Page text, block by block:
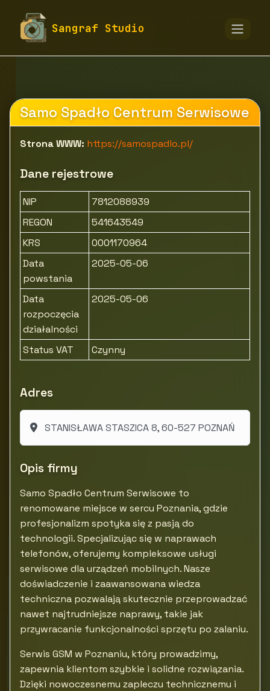
Sangraf Studio
fototapety-sangraf.pl
Oprogramowanie i usługi IT
Samo Spadło Centrum Serwisowe
Strona WWW: https://samospadlo.pl/
Dane rejestrowe
NIP
7812088939
REGON
541643549
KRS
0001170964
Data
powstania
2025-05-06
Data
rozpoczęcia
działalności
2025-05-06
Status VAT Czynny
Adres
STANISŁAWA STASZICA 8, 60-527 POZNAŃ
Opis firmy
Samo Spadło Centrum Serwisowe to
renomowane miejsce w sercu Poznania, gdzie
profesjonalizm spotyka się z pasją do
technologii. Specjalizując się w naprawach
telefonów, oferujemy kompleksowe usługi
serwisowe dla urządzeń mobilnych. Nasze
doświadczenie i zaawansowana wiedza
techniczna pozwalają skutecznie przeprowadzać
nawet najtrudniejsze naprawy, takie jak
przywracanie funkcjonalności sprzętu po zalaniu.
Serwis GSM w Poznaniu, który prowadzimy,
zapewnia klientom szybkie i solidne rozwiązania.
Dzięki nowoczesnemu zapleczu technicznemu i